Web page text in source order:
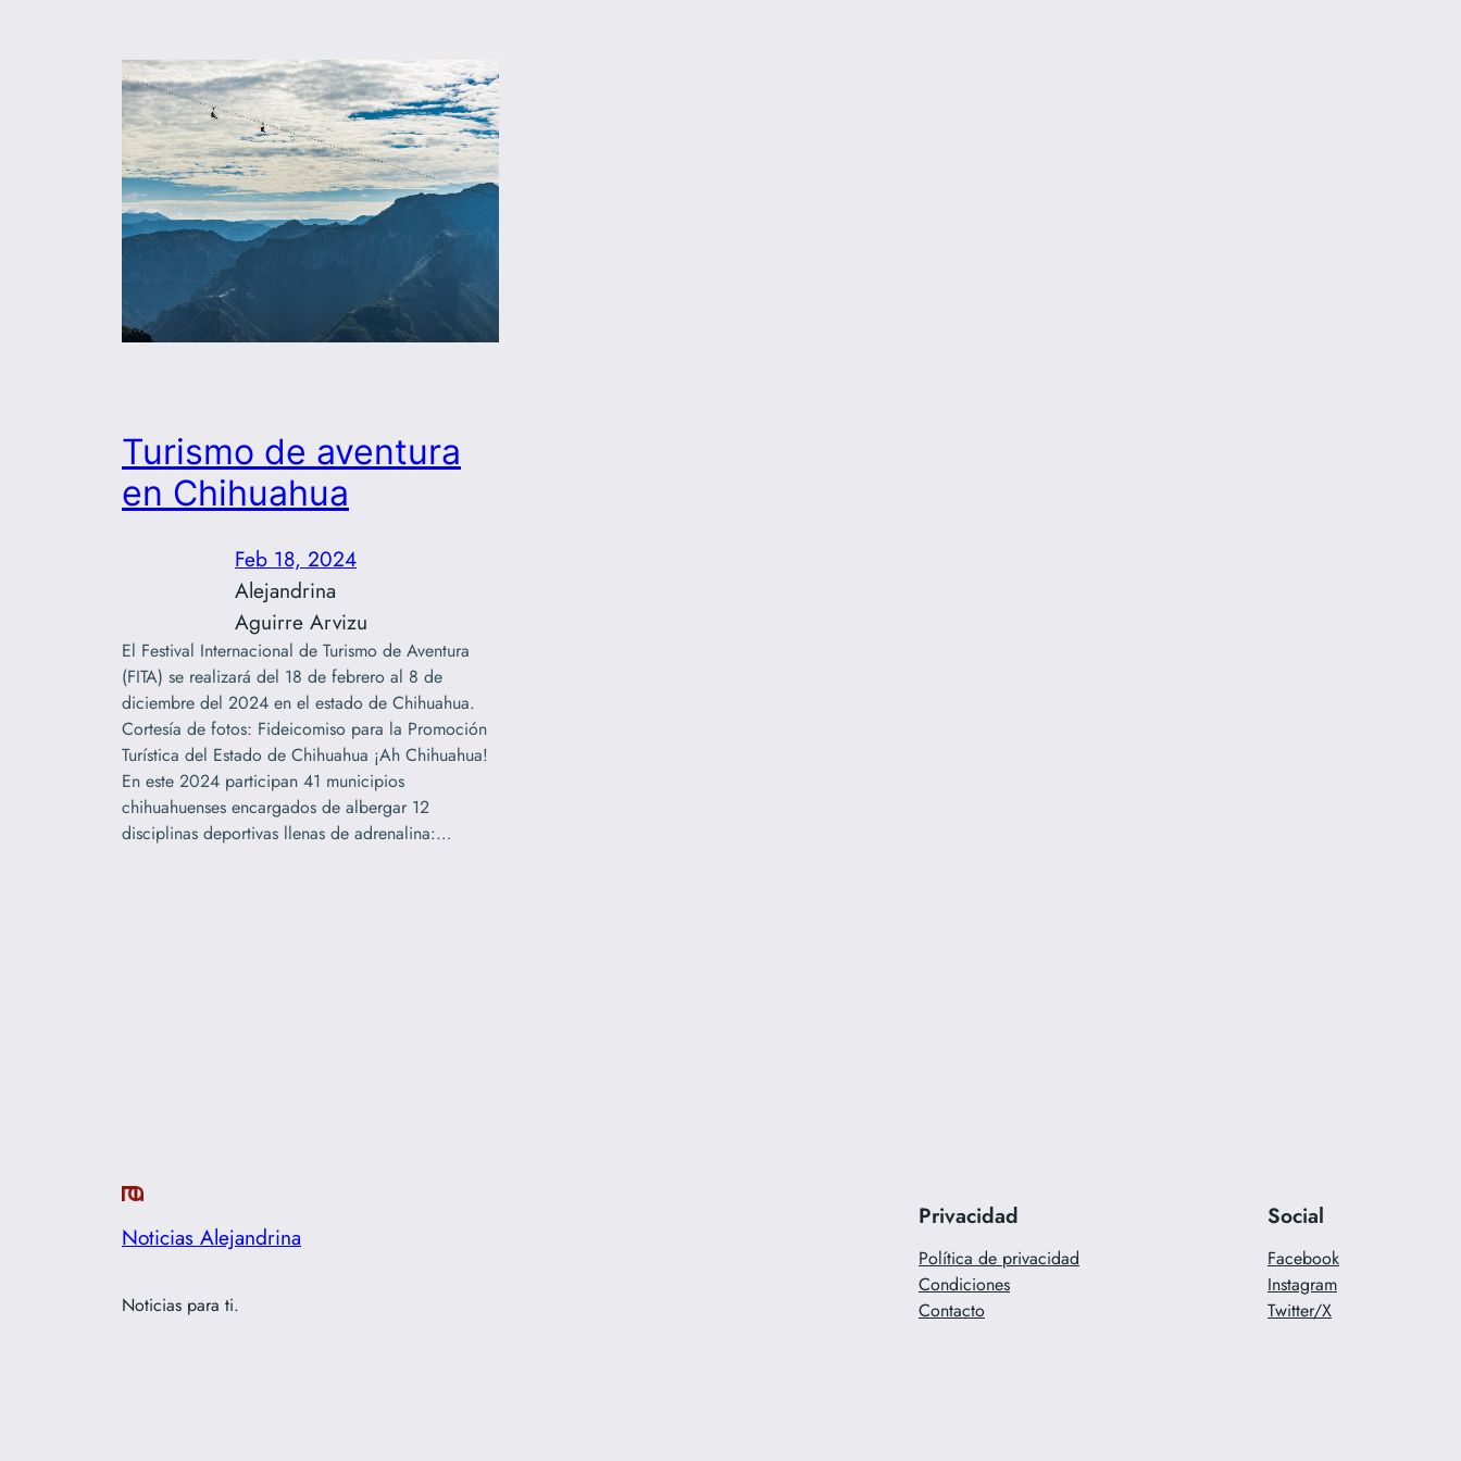
Turismo de aventura
en Chihuahua
Feb 18, 2024
Alejandrina
Aguirre Arvizu
El Festival Internacional de Turismo de Aventura
(FITA) se realizará del 18 de febrero al 8 de
diciembre del 2024 en el estado de Chihuahua.
Cortesía de fotos: Fideicomiso para la Promoción
Turística del Estado de Chihuahua ¡Ah Chihuahua!
En este 2024 participan 41 municipios
chihuahuenses encargados de albergar 12
disciplinas deportivas llenas de adrenalina:…
Noticias Alejandrina
Noticias para ti.
Privacidad
Política de privacidad
Condiciones
Contacto
Social
Facebook
Instagram
Twitter/X